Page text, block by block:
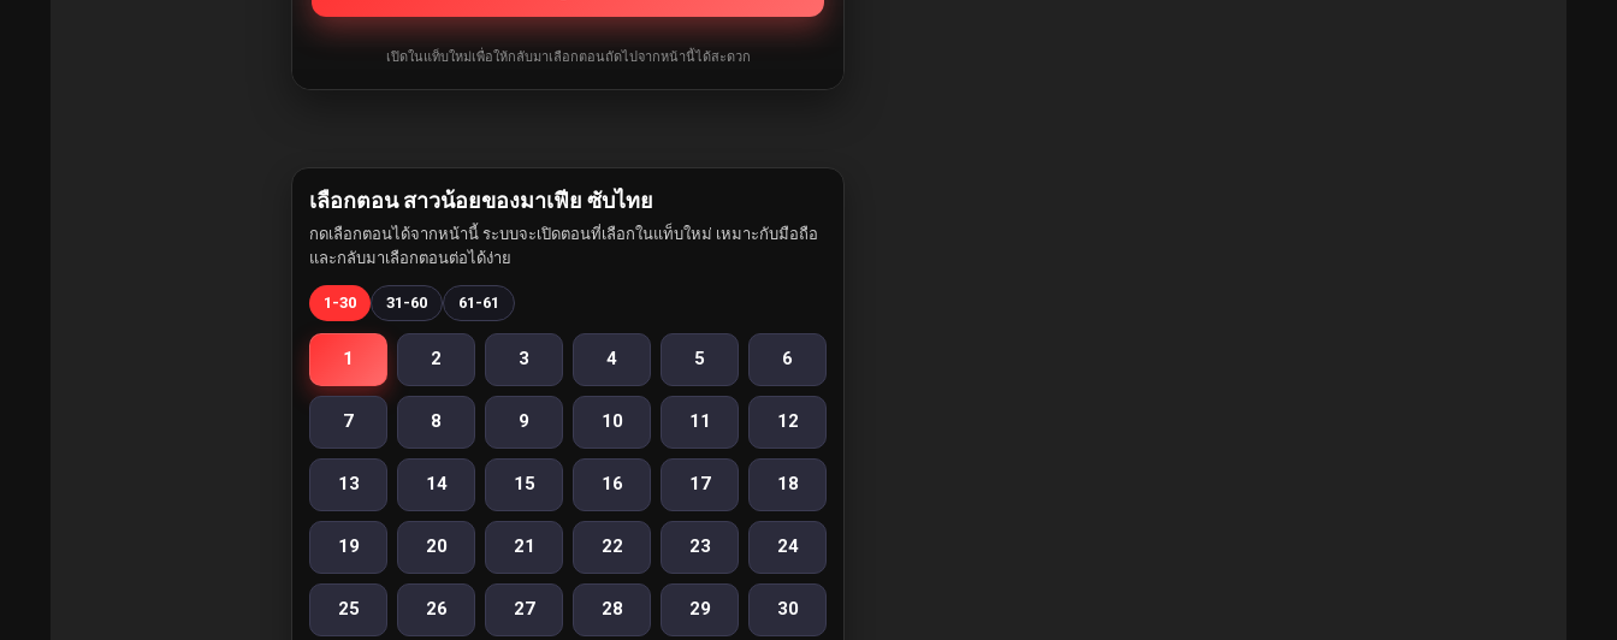
เปิดในแท็บใหม่เพื่อให้กลับมาเลือกตอนถัดไปจากหน้านี้ได้สะดวก
เลือกตอน สาวน้อยของมาเฟีย ซับไทย
กดเลือกตอนได้จากหน้านี้ ระบบจะเปิดตอนที่เลือกในแท็บใหม่ เหมาะกับมือถือ
และกลับมาเลือกตอนต่อได้ง่าย
1-30 31-60 61-61
1 2 3 4 5 6
7 8 9 10 11 12
13 14 15 16 17 18
19 20 21 22 23 24
25 26 27 28 29 30